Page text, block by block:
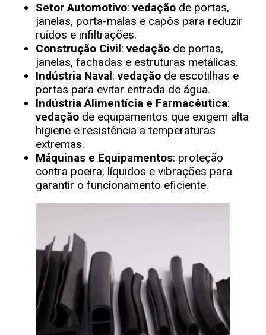
Setor Automotivo: vedação de portas,
janelas, porta-malas e capôs para reduzir
ruídos e infiltrações.
Construção Civil: vedação de portas,
janelas, fachadas e estruturas metálicas.
Indústria Naval: vedação de escotilhas e
portas para evitar entrada de água.
Indústria Alimentícia e Farmacêutica:
vedação de equipamentos que exigem alta
higiene e resistência a temperaturas
extremas.
Máquinas e Equipamentos: proteção
contra poeira, líquidos e vibrações para
garantir o funcionamento eficiente.